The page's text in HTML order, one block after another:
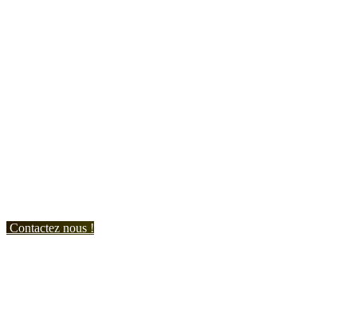
Contactez nous !